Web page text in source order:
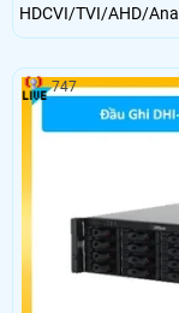
HDCVI/TVI/AHD/
chuẩn nén H.265+/
4K/VGA Full HD, hỗ
Plus, AcuPick, IVS
747